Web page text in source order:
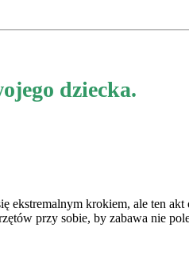
dziecka.
krokiem, ale ten akt
przy sobie, by zabawa nie